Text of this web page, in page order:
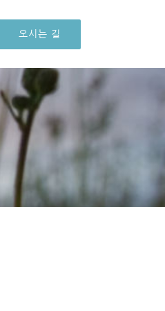
오시는 길